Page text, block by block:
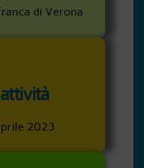
di Verona
2023